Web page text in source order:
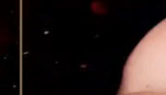
Fiche technique
Sony
PARTICULARITÉ(S)